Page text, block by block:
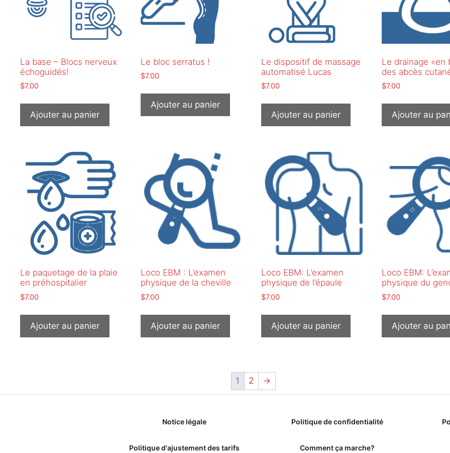
La base – Blocs nerveux
échoguidés!
$7.00
Ajouter au panier
Le bloc serratus !
$7.00
Ajouter au panier
Le dispositif de massage
automatisé Lucas
$7.00
Ajouter au panier
Le drainage «en
des abcès
$7.00
Ajouter au
Le paquetage de la plaie
en préhospitalier
$7.00
Ajouter au panier
Loco EBM : L’examen
physique de la cheville
$7.00
Ajouter au panier
Loco EBM: L’examen
physique de l’épaule
$7.00
Ajouter au panier
Loco EBM:
physique du
$7.00
Ajouter au
1 2 →
Notice légale Politique de confidentialité
Politique d'ajustement des tarifs Comment ça marche?